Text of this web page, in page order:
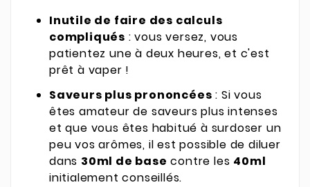
Inutile de faire des calculs
compliqués : vous versez, vous
patientez une à deux heures, et c'est
prêt à vaper !
Saveurs plus prononcées : Si vous
êtes amateur de saveurs plus intenses
et que vous êtes habitué à surdoser un
peu vos arômes, il est possible de diluer
dans 30ml de base contre les 40ml
initialement conseillés.